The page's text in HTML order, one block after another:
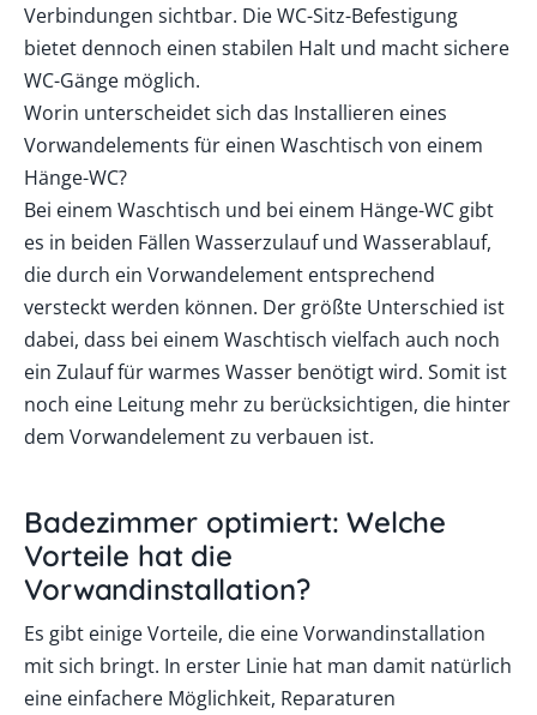
Verbindungen sichtbar. Die WC-Sitz-Befestigung
bietet dennoch einen stabilen Halt und macht sichere
WC-Gänge möglich.
Worin unterscheidet sich das Installieren eines
Vorwandelements für einen Waschtisch von einem
Hänge-WC?
Bei einem Waschtisch und bei einem Hänge-WC gibt
es in beiden Fällen Wasserzulauf und Wasserablauf,
die durch ein Vorwandelement entsprechend
versteckt werden können. Der größte Unterschied ist
dabei, dass bei einem Waschtisch vielfach auch noch
ein Zulauf für warmes Wasser benötigt wird. Somit ist
noch eine Leitung mehr zu berücksichtigen, die hinter
dem Vorwandelement zu verbauen ist.
Badezimmer optimiert: Welche
Vorteile hat die
Vorwandinstallation?
Es gibt einige Vorteile, die eine Vorwandinstallation
mit sich bringt. In erster Linie hat man damit natürlich
eine einfachere Möglichkeit, Reparaturen